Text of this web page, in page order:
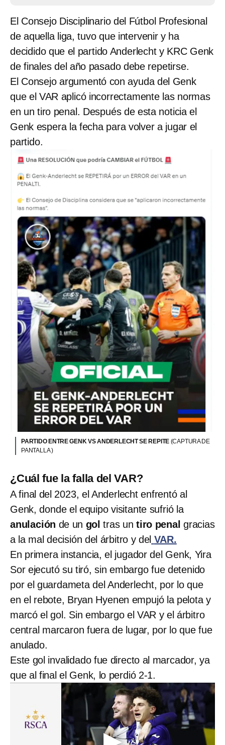
El Consejo Disciplinario del Fútbol Profesional
de aquella liga, tuvo que intervenir y ha
decidido que el partido Anderlecht y KRC Genk
de finales del año pasado debe repetirse.
El Consejo argumentó con ayuda del Genk
que el VAR aplicó incorrectamente las normas
en un tiro penal. Después de esta noticia el
Genk espera la fecha para volver a jugar el
partido.
PARTIDO ENTRE GENK VS ANDERLECHT SE REPITE (CAPTURA DE
PANTALLA )
¿Cuál fue la falla del VAR?
A final del 2023, el Anderlecht enfrentó al
Genk, donde el equipo visitante sufrió la
anulación de un goltras untiro penal gracias
a la mal decisión del árbitro y del VAR.
En primera instancia, el jugador del Genk, Yira
Sor ejecutó su tiró, sin embargo fue detenido
por el guardameta del Anderlecht, por lo que
en el rebote, Bryan Hyenen empujó la pelota y
marcó el gol. Sin embargo el VAR y el árbitro
central marcaron fuera de lugar, por lo que fue
anulado.
Este gol invalidado fue directo al marcador, ya
que al final el Genk, lo perdió 2-1.